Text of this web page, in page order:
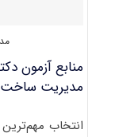
منابع آزمون
مدیریت ساخت
انتخاب